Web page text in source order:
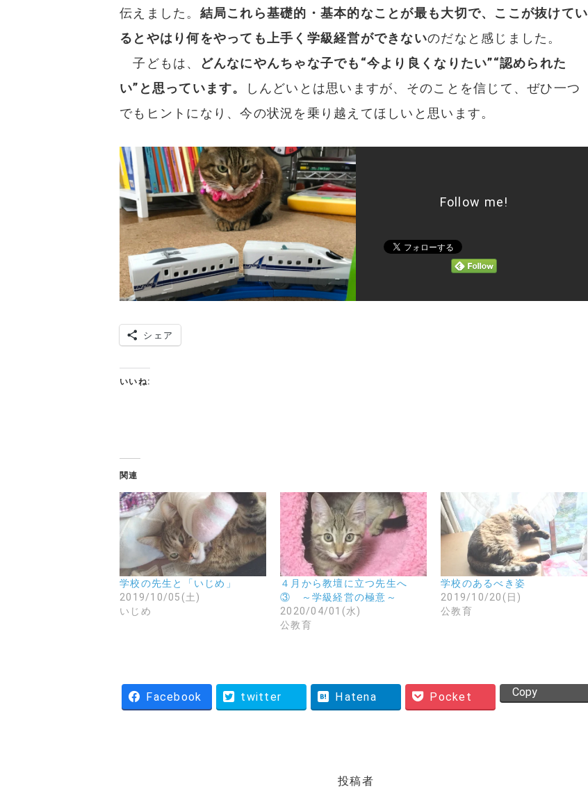
伝えました。 結局これら基礎的・基本的なことが最も大切で、ここが抜けてい
るとやはり何をやっても上手く学級経営ができないのだなと感じました。
子どもは、
どんなにやんちゃな子でも“今より良くなりたい”“認められた
い”と思っています。
しんどいとは思いますが、そのことを信じて、ぜひ一つ
でもヒントになり、今の状況を乗り越えてほしいと思います。
Follow me!
シェア
いいね:
関連
学校の先生と「いじめ」
2019/10/05(土)
いじめ
４月から教壇に立つ先生へ
③ ～学級経営の極意～
2020/04/01(水)
公教育
学校のあるべき姿
2019/10/20(日)
公教育
Facebook twitter Hatena Pocket Copy
投稿者